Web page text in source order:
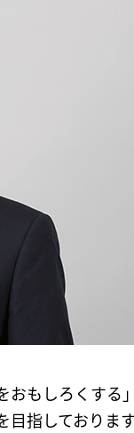
おもしろくす
指しております